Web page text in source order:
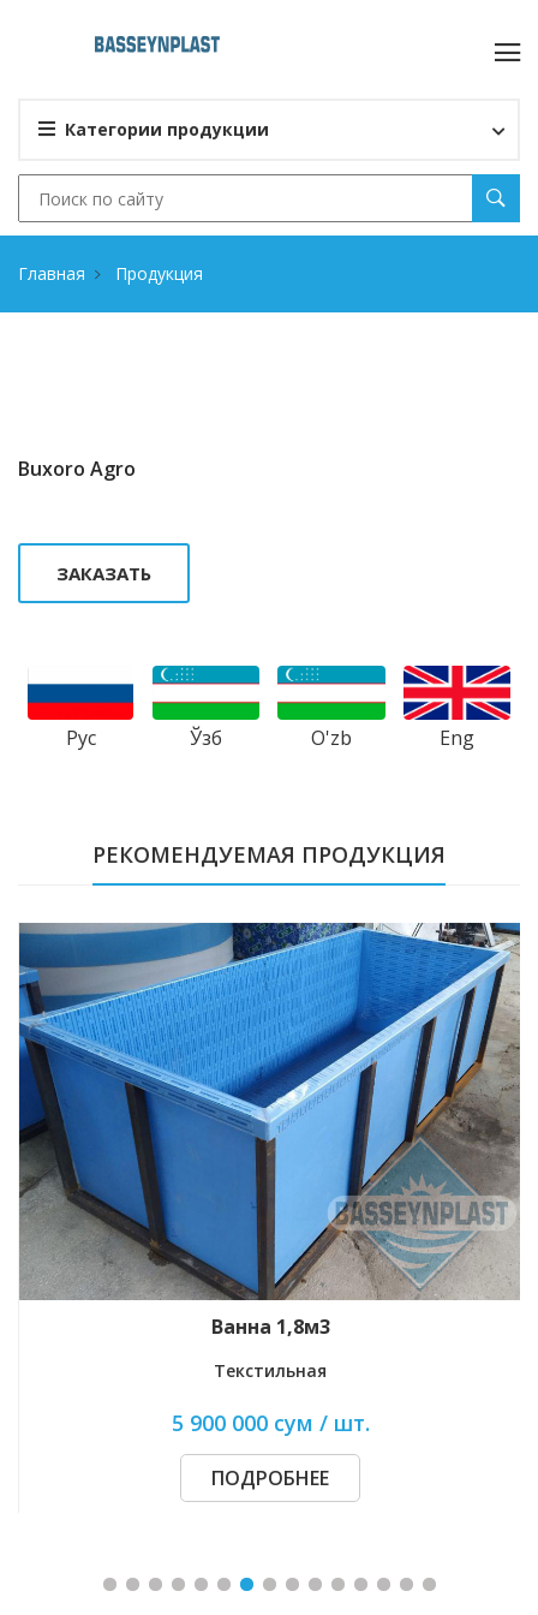
Категории продукции
Главная Продукция
Buxoro Agro
ЗАКАЗАТЬ
Рус Ўзб O'zb Eng
РЕКОМЕНДУЕМАЯ ПРОДУКЦИЯ
Ванна 1,8м3
Текстильная
5 900 000 сум / шт.
ПОДРОБНЕЕ